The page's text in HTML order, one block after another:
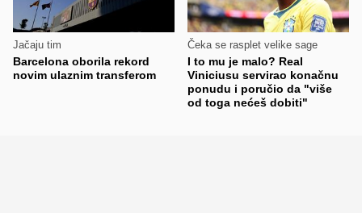
Jačaju tim
Barcelona oborila rekord
novim ulaznim transferom
Čeka se rasplet velike sage
I to mu je malo? Real
Viniciusu servirao konačnu
ponudu i poručio da "više
od toga nećeš dobiti"